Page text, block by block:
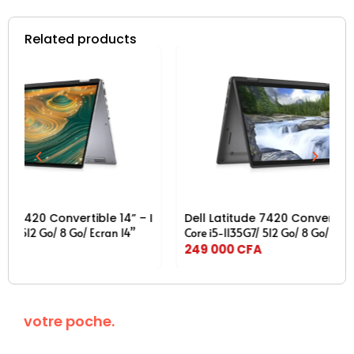
Related products
Tactile PixelSense , Tablette 2-en-1 , Windows 11 Pro
Core i5-1135G7, 8Go RAM, 512Go SSD, Écran tactile
Dell Latitude 7420 Convertible 14” – Intel Core i5-
Core i5-1135G7/512 Go/ 8 Go/ Ecran 14”
Dell Latitude
Core i7-6650U/
votre poche.
Téléchargez